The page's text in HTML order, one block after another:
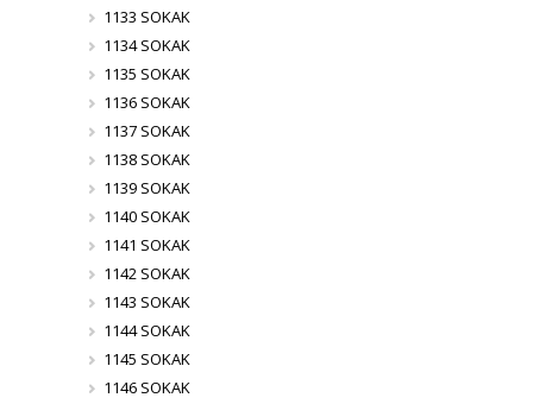
1133 SOKAK
1134 SOKAK
1135 SOKAK
1136 SOKAK
1137 SOKAK
1138 SOKAK
1139 SOKAK
1140 SOKAK
1141 SOKAK
1142 SOKAK
1143 SOKAK
1144 SOKAK
1145 SOKAK
1146 SOKAK